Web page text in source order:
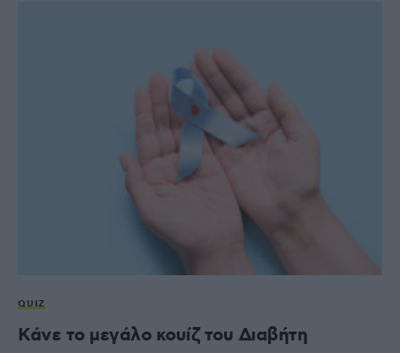
QUIZ
Κάνε το μεγάλο κουίζ του Διαβήτη